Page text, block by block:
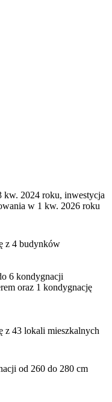
kw. 2024 roku, inwestycja
w 1 kw. 2026 roku
z 4 budynków
6 kondygnacji
oraz 1 kondygnację
z 43 lokali mieszkalnych
od 260 do 280 cm